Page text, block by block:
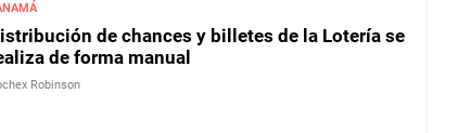
de chances y billetes de la Lotería se
de forma manual
Robinson